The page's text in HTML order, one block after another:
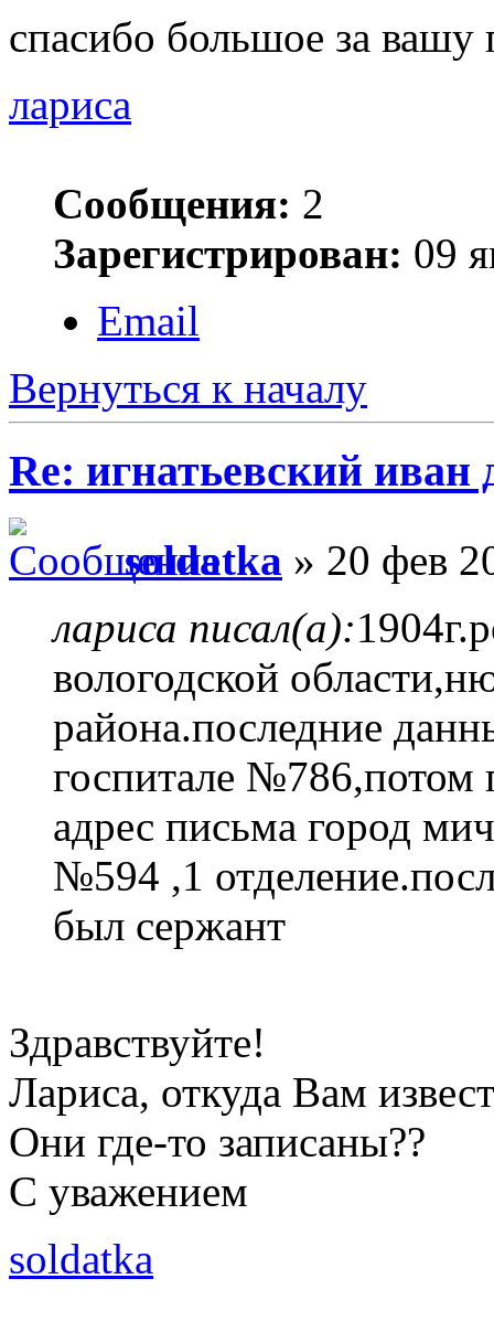
cпасибо большое за
лариса
Сообщения: 2
Зарегистрирован: 09
Email
Вернуться к началу
Re: игнатьевский иван
soldatka » 20 фев
лариса писал(а):
вологодской
района.последние
госпитале №786,потом
адрес письма город
№594 ,1
был сержант
Здравствуйте!
Лариса, откуда Вам
Они где-то записаны??
С уважением
soldatka